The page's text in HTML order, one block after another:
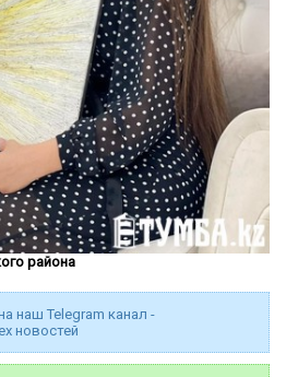
района
наш Telegram канал -
новостей